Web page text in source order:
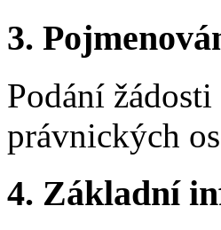
3.
Podání
právnických
4. Základní